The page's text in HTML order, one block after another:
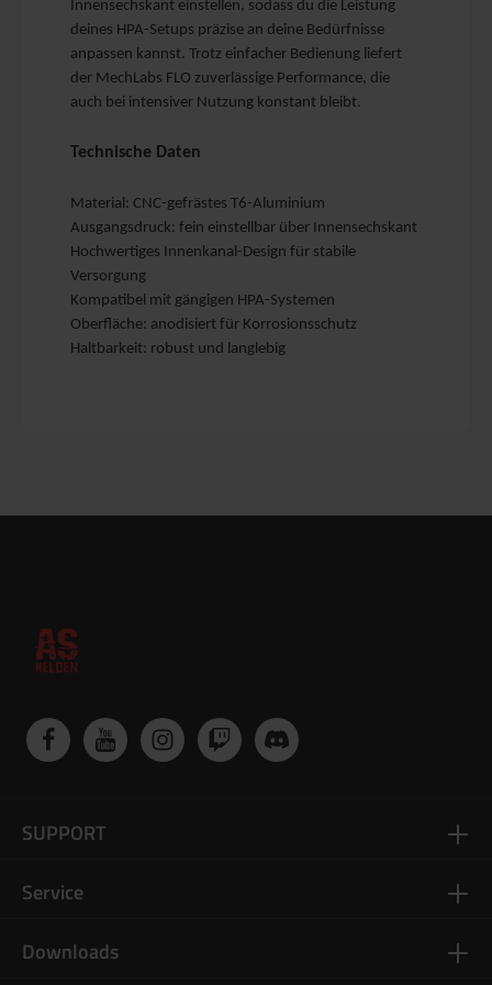
Innensechskant einstellen, sodass du die Leistung
deines HPA-Setups präzise an deine Bedürfnisse
anpassen kannst. Trotz einfacher Bedienung liefert
der MechLabs FLO zuverlässige Performance, die
auch bei intensiver Nutzung konstant bleibt.
Technische Daten
Material: CNC-gefrästes T6-Aluminium
Ausgangsdruck: fein einstellbar über Innensechskant
Hochwertiges Innenkanal-Design für stabile
Versorgung
Kompatibel mit gängigen HPA-Systemen
Oberfläche: anodisiert für Korrosionsschutz
Haltbarkeit: robust und langlebig
SUPPORT
Service
Downloads